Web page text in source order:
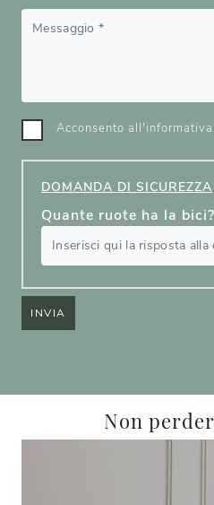
Acconsento
DOMANDA DI SICUREZZA
Quante ruote ha la
INVIA
Non